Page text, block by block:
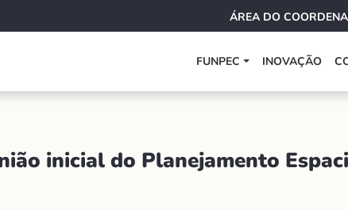
ÁREA DO
FUNPEC INOVAÇÃO
inicial do Planejamento